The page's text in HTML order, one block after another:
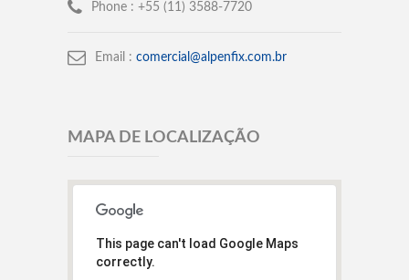
Phone : +55 (11) 3588-7720
Email : comercial@alpenfix.com.br
MAPA DE LOCALIZAÇÃO
This page can't load Google Maps
correctly.